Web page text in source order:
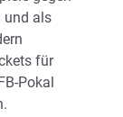
und als
für
Pokal